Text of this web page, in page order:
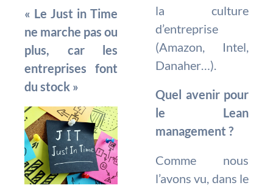
« Le Just in Time
ne marche pas ou
plus, car les
entreprises font
du stock »
la culture
d’entreprise
(Amazon, Intel,
Danaher…).
Quel avenir pour
le Lean
management ?
Comme nous
l’avons vu, dans le